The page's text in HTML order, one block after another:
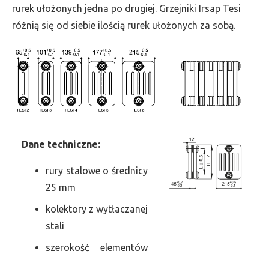
szer.
720,
1710
rurek ułożonych jedna po drugiej. Grzejniki Irsap Tesi
różnią się od siebie ilością rurek ułożonych za sobą.
Dane techniczne:
rury stalowe o średnicy
25 mm
kolektory z wytłaczanej
stali
szerokość elementów